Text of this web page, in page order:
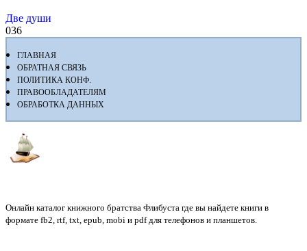
Две души
036
ГЛАВНАЯ
ОБРАТНАЯ СВЯЗЬ
ПОЛИТИКА КОНФ.
ПРАВООБЛАДАТЕЛЯМ
ОБРАБОТКА ДАННЫХ
Онлайн каталог книжного братства Флибуста где вы найдете книги в
формате fb2, rtf, txt, epub, mobi и pdf для телефонов и планшетов.